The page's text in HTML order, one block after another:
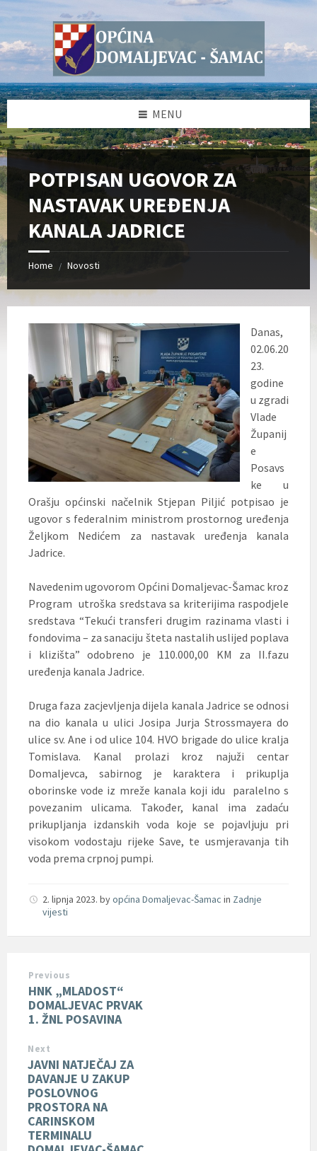
Skip
to
Skip
to
sidebar
Skip
to
sidebar
Skip
to
MENU
POTPISAN UGOVOR ZA
NASTAVAK UREĐENJA
KANALA JADRICE
Home / Novosti
Danas,
02.06.20
23.
godine
u zgradi
Vlade
Županij
e
Posavs
ke u
Orašju općinski načelnik Stjepan Piljić potpisao je
ugovor s federalnim ministrom prostornog uređenja
Željkom Nedićem za nastavak uređenja kanala
Jadrice.
Navedenim ugovorom Općini Domaljevac-Šamac kroz
Program utroška sredstava sa kriterijima raspodjele
sredstava “Tekući transferi drugim razinama vlasti i
fondovima – za sanaciju šteta nastalih uslijed poplava
i klizišta” odobreno je 110.000,00 KM za II.fazu
uređenja kanala Jadrice.
Druga faza zacjevljenja dijela kanala Jadrice se odnosi
na dio kanala u ulici Josipa Jurja Strossmayera do
ulice sv. Ane i od ulice 104. HVO brigade do ulice kralja
Tomislava. Kanal prolazi kroz najuži centar
Domaljevca, sabirnog je karaktera i prikuplja
oborinske vode iz mreže kanala koji idu paralelno s
povezanim ulicama. Također, kanal ima zadaću
prikupljanja izdanskih voda koje se pojavljuju pri
visokom vodostaju rijeke Save, te usmjeravanja tih
voda prema crpnoj pumpi.
2. lipnja 2023. byopćina Domaljevac-Šamac in Zadnje
vijesti
Previous
HNK „MLADOST“
DOMALJEVAC PRVAK
1. ŽNL POSAVINA
Next
JAVNI NATJEČAJ ZA
DAVANJE U ZAKUP
POSLOVNOG
PROSTORA NA
CARINSKOM
TERMINALU